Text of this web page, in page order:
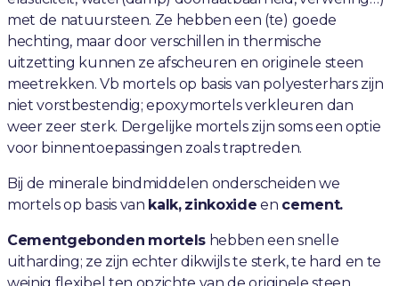
met de natuursteen. Ze hebben een (te) goede
hechting, maar door verschillen in thermische
uitzetting kunnen ze afscheuren en originele steen
meetrekken. Vb mortels op basis van polyesterhars zijn
niet vorstbestendig; epoxymortels verkleuren dan
weer zeer sterk. Dergelijke mortels zijn soms een optie
voor binnentoepassingen zoals traptreden.
Bij de minerale bindmiddelen onderscheiden we
mortels op basis van kalk, zinkoxide en cement.
Cementgebonden mortelshebben een snelle
uitharding; ze zijn echter dikwijls te sterk, te hard en te